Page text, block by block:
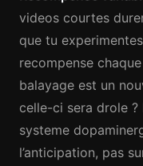
videos courtes
que tu
recompense
balayage est un
celle-ci sera drole ?
systeme
l’anticipation, pas